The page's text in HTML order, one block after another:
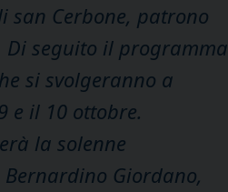
san Cerbone, patrono
Di seguito il programma
si svolgeranno a
e il 10 ottobre.
la solenne
Giordano,